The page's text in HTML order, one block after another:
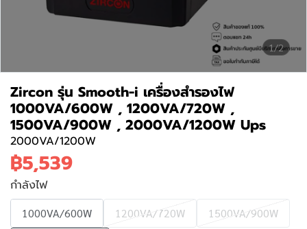
1/2
Zircon รุ่น Smooth-i เครื่องสำรองไฟ
1000VA/600W , 1200VA/720W ,
1500VA/900W , 2000VA/1200W Ups
2000VA/1200W
฿5,539
กำลังไฟ
1000VA/600W 1200VA/720W
1500VA/900W